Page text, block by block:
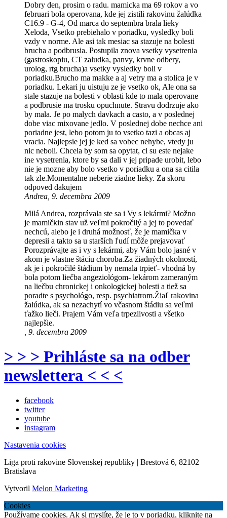
Dobry den, prosim o radu. mamicka ma 69 rokov a vo
februari bola operovana, kde jej zistili rakovinu žalúdka
C16.9 - G-4, Od marca do septembra brala lieky
Xeloda, Vsetko prebiehalo v poriadku, vysledky boli
vzdy v norme. Ale asi tak mesiac sa stazuje na bolesti
brucha a podbrusia. Postupila znova vsetky vysetrenia
(gastroskopiu, CT zaludka, panvy, krvne odbery,
urolog, rtg brucha)a vsetky vysledky boli v
poriadku.Brucho ma makke a aj vetry ma a stolica je v
poriadku. Lekari ju uistuju ze je vsetko ok, Ale ona sa
stale stazuje na bolesti v oblasti kde to mala operovane
a podbrusie ma trosku opuchnute. Stravu dodrzuje ako
by mala. Je po malych davkach a casto, a v poslednej
dobe viac mixovane jedlo. V poslednej dobe nechce ani
poriadne jest, lebo potom ju to vsetko tazi a obcas aj
vracia. Najlepsie jej je ked sa vobec nehybe, vtedy ju
nic neboli. Chcela by som sa opytat, ci su este nejake
ine vysetrenia, ktore by sa dali v jej pripade urobit, lebo
nie je mozne aby bolo vsetko v poriadku a ona sa citila
tak zle.Momentalne neberie ziadne lieky. Za skoru
odpoved dakujem
Andrea, 9. decembra 2009
Milá Andrea, rozprávala ste sa i Vy s lekármi? Možno
je mamičkin stav už veľmi pokročilý a jej to povedať
nechcú, alebo je i druhá možnosť, že je mamička v
depresii a takto sa u starších ľudí môže prejavovať
Porozprávajte as i vy s lekármi, aby Vám bolo jasné v
akom je vlastne štáciu choroba.Za žiadných okolností,
ak je i pokročilé štádium by nemala trpieť- vhodná by
bola potom liečba angeziológom- lekárom zameraným
na liečbu chronickej i onkologickej bolesti a tiež sa
poradte s psychológo, resp. psychiatrom.Žiaľ rakovina
žalúdka, ak sa nezachytí vo včasnom štádiu sa veľmi
ťažko lieči. Prajem Vám veľa trpezlivosti a všetko
najlepšie.
, 9. decembra 2009
> > > Prihláste sa na odber
newslettera < < <
facebook
twitter
youtube
instagram
Nastavenia cookies
Liga proti rakovine Slovenskej republiky | Brestová 6, 82102
Bratislava
Vytvoril Melon Marketing
Cookies
Používame cookies. Ak si myslíte, že je to v poriadku, kliknite na